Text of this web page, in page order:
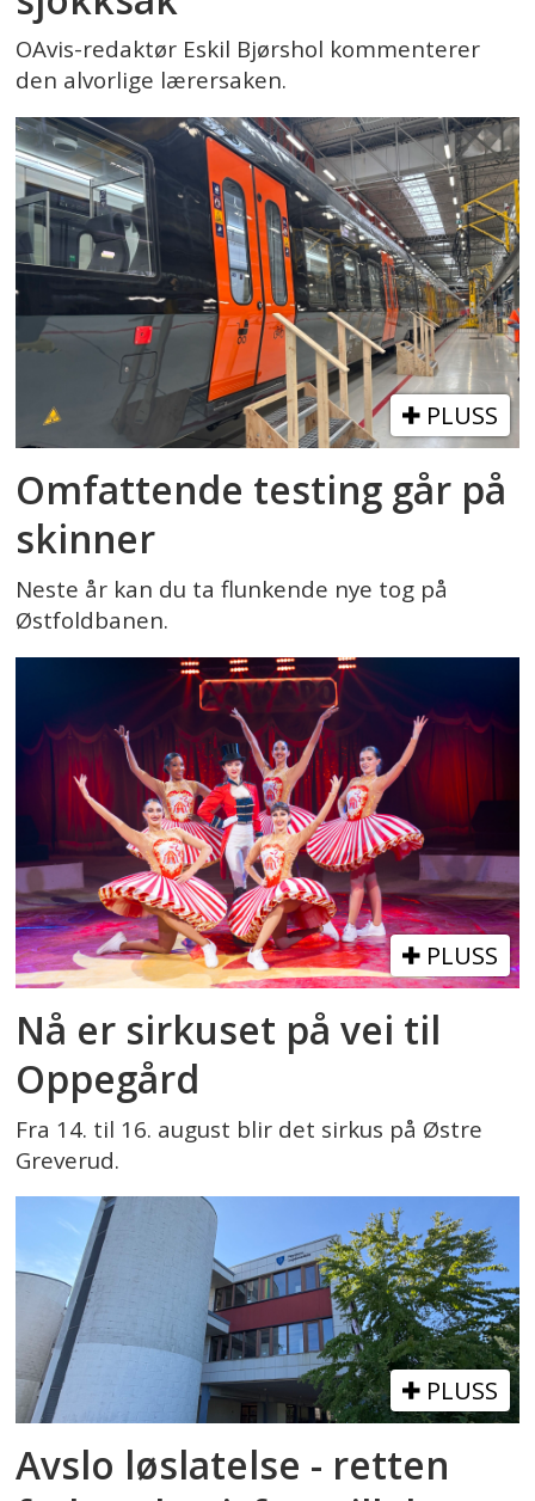
OAvis-redaktør Eskil Bjørshol kommenterer
den alvorlige lærersaken.
PLUSS
Omfattende testing går på
skinner
Neste år kan du ta flunkende nye tog på
Østfoldbanen.
PLUSS
Nå er sirkuset på vei til
Oppegård
Fra 14. til 16. august blir det sirkus på Østre
Greverud.
PLUSS
Avslo løslatelse - retten